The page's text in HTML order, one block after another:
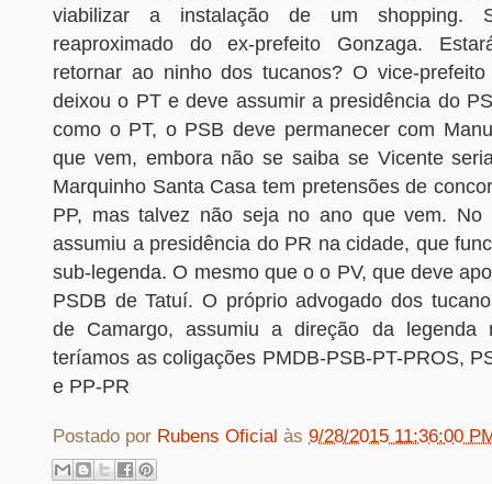
viabilizar a instalação de um shopping.
reaproximado do ex-prefeito Gonzaga.
retornar ao ninho dos tucanos? O vice-prefeito
deixou o PT e deve assumir a presidência do
como o PT, o PSB deve permanecer com
que vem, embora não se saiba se Vicente
Marquinho Santa Casa tem pretensões de
PP, mas talvez não seja no ano que vem. No
assumiu a presidência do PR na cidade, que
sub-legenda. O mesmo que o o PV, que deve
PSDB de Tatuí. O próprio advogado dos
de Camargo, assumiu a direção da legenda
teríamos as coligações PMDB-PSB-PT-PROS,
e PP-PR
Postado por Rubens Oficial às 9/28/2015 11:36:00